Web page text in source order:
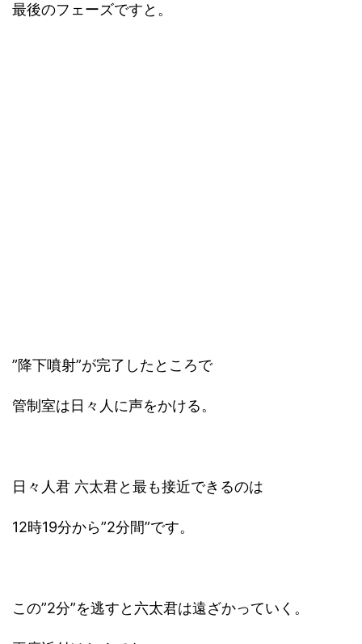
最後のフェーズですと。
”降下噴射”が完了したところで
管制室は日々人に声をかける。
日々人君 六太君と最も接近できるのは
12時19分から”2分間”です。
この”2分”を逃すと六太君は遠ざかっていく。